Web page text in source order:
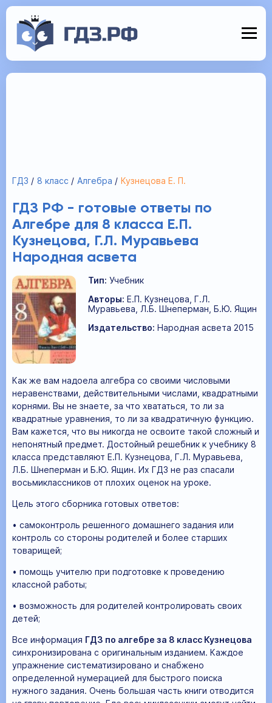
ГДЗ 8 класс Алгебра Кузнецова Е. П.
ГДЗ РФ - готовые ответы по
Алгебре для 8 класса Е.П.
Кузнецова, Г.Л. Муравьева
Народная асвета
Тип: Учебник
Авторы: Е.П. Кузнецова, Г.Л.
Муравьева, Л.Б. Шнеперман, Б.Ю. Ящин
Издательство: Народная асвета 2015
Как же вам надоела алгебра со своими числовыми
неравенствами, действительными числами, квадратными
корнями. Вы не знаете, за что хвататься, то ли за
квадратные уравнения, то ли за квадратичную функцию.
Вам кажется, что вы никогда не освоите такой сложный и
непонятный предмет. Достойный решебник к учебнику 8
класса представляют Е.П. Кузнецова, Г.Л. Муравьева,
Л.Б. Шнеперман и Б.Ю. Ящин. Их ГДЗ не раз спасали
восьмиклассников от плохих оценок на уроке.
Цель этого сборника готовых ответов:
• самоконтроль решенного домашнего задания или
контроль со стороны родителей и более старших
товарищей;
• помощь учителю при подготовке к проведению
классной работы;
• возможность для родителей контролировать своих
детей;
Все информация ГДЗ по алгебре за 8 класс Кузнецова
синхронизирована с оригинальным изданием. Каждое
упражнение систематизировано и снабжено
определенной нумерацией для быстрого поиска
нужного задания. Очень большая часть книги отводится